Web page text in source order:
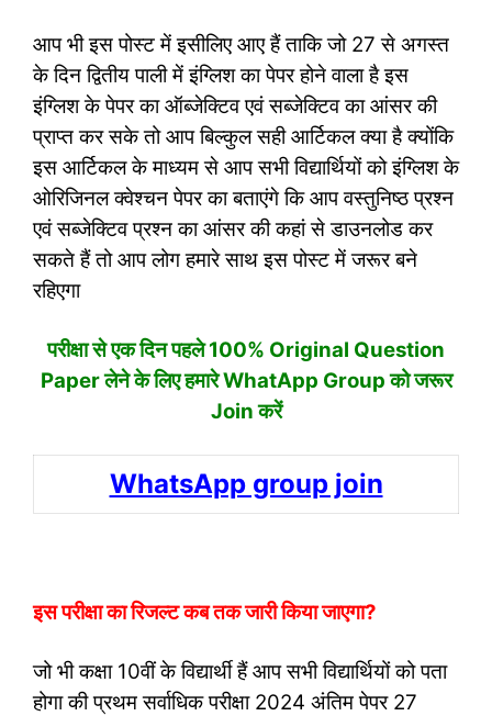
आप भी इस पोस्ट में इसीलिए आए हैं ताकि जो 27 से अगस्त
के दिन द्वितीय पाली में इंग्लिश का पेपर होने वाला है इस
इंग्लिश के पेपर का ऑब्जेक्टिव एवं सब्जेक्टिव का आंसर की
प्राप्त कर सके तो आप बिल्कुल सही आर्टिकल क्या है क्योंकि
इस आर्टिकल के माध्यम से आप सभी विद्यार्थियों को इंग्लिश के
ओरिजिनल क्वेश्चन पेपर का बताएंगे कि आप वस्तुनिष्ठ प्रश्न
एवं सब्जेक्टिव प्रश्न का आंसर की कहां से डाउनलोड कर
सकते हैं तो आप लोग हमारे साथ इस पोस्ट में जरूर बने
रहिएगा
परीक्षा से एक दिन पहले 100% Original Question
Paper लेने के लिए हमारे WhatApp Group को जरूर
Join करें
WhatsApp group join
इस परीक्षा का रिजल्ट कब तक जारी किया जाएगा?
जो भी कक्षा 10वीं के विद्यार्थी हैं आप सभी विद्यार्थियों को पता
होगा की प्रथम सर्वाधिक परीक्षा 2024 अंतिम पेपर 27